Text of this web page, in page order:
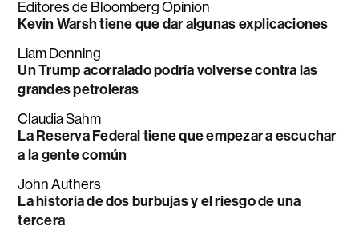
Editores de Bloomberg Opinion
Kevin Warsh tiene que dar algunas explicaciones
Liam Denning
Un Trump acorralado podría volverse contra las
grandes petroleras
Claudia Sahm
La Reserva Federal tiene que empezar a escuchar
a la gente común
John Authers
La historia de dos burbujas y el riesgo de una
tercera